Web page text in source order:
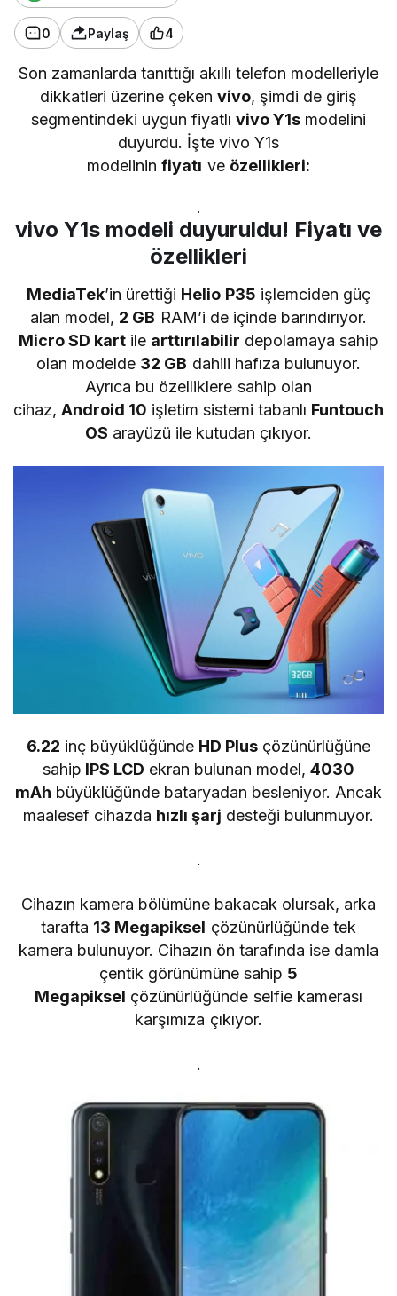
0 Paylaş 4
Son zamanlarda tanıttığı akıllı telefon modelleriyle
dikkatleri üzerine çeken vivo, şimdi de giriş
segmentindeki uygun fiyatlı vivo Y1s modelini
duyurdu. İşte vivo Y1s
modelininfiyatı ve özellikleri:
.
vivo Y1s modeli duyuruldu! Fiyatı ve
özellikleri
MediaTek’in ürettiği Helio P35 işlemciden güç
alan model, 2 GB RAM’i de içinde barındırıyor.
Micro SD kartile arttırılabilir depolamaya sahip
olan modelde 32 GB dahili hafıza bulunuyor.
Ayrıca bu özelliklere sahip olan
cihaz,Android 10 işletim sistemi tabanlı Funtouch
OS arayüzü ile kutudan çıkıyor.
6.22 inç büyüklüğünde HD Plus çözünürlüğüne
sahip IPS LCD ekran bulunan model,4030
mAh büyüklüğünde bataryadan besleniyor. Ancak
maalesef cihazda hızlı şarj desteği bulunmuyor.
.
Cihazın kamera bölümüne bakacak olursak, arka
tarafta 13 Megapiksel çözünürlüğünde tek
kamera bulunuyor. Cihazın ön tarafında ise damla
çentik görünümüne sahip 5
Megapiksel çözünürlüğünde selfie kamerası
karşımıza çıkıyor.
.